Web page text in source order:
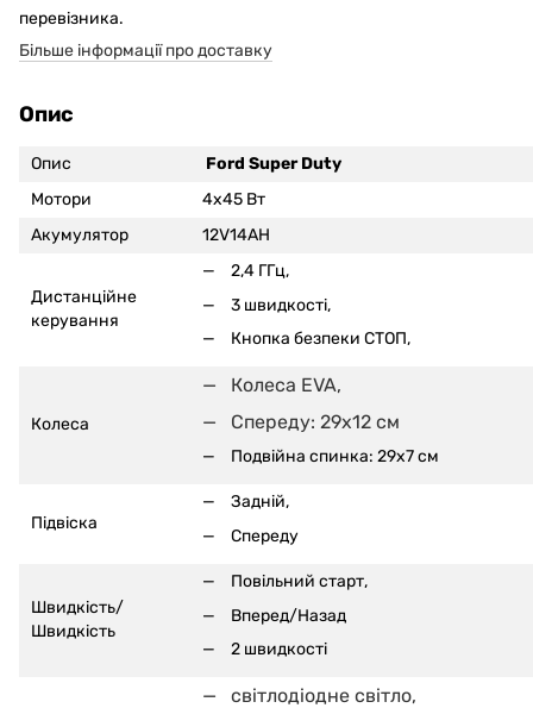
перевізника.
Більше інформації про доставку
Опис
Опис
Ford Super Duty
Мотори
4x45 Вт
Акумулятор
12V14AH
Дистанційне
керування
2,4 ГГц,
3 швидкості,
Кнопка безпеки СТОП,
Колеса
Колеса EVA,
Спереду: 29x12 см
Подвійна спинка: 29x7 см
Підвіска
Задній,
Спереду
Швидкість/
Швидкість
Повільний старт,
Вперед/Назад
2 швидкості
світлодіодне світло,